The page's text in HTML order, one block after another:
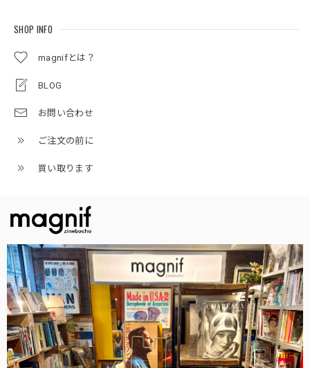
SHOP INFO
magnifとは？
BLOG
お問い合わせ
ご注文の前に
買い取ります